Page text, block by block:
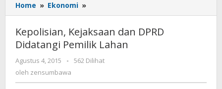
Home » Ekonomi »
Kejaksaan
dan
DPRD
Didatangi
Pemilik
Kepolisian, Kejaksaan dan DPRD
Didatangi Pemilik Lahan
Agustus 4, 2015
oleh
zensumbawa
-
562 Dilihat
oleh zensumbawa